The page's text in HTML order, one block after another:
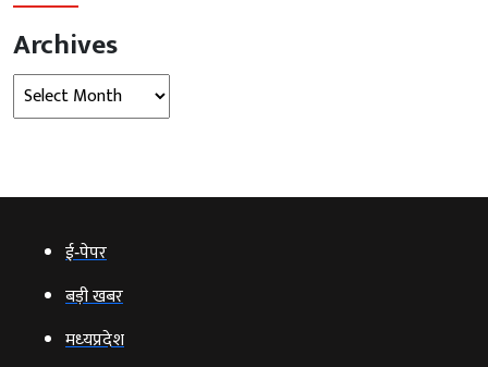
Archives
Archives
ई‑पेपर
बड़ी खबर
मध्‍यप्रदेश